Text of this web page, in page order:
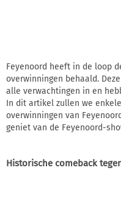
Feyenoord heeft in de loop
overwinningen behaald.
alle verwachtingen in en
In dit artikel zullen we
overwinningen van
geniet van de Feyenoord-
Historische comeback